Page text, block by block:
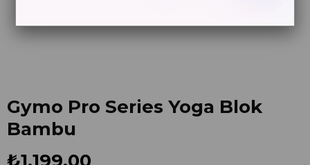
Gymo Pro Series Yoga Blok
Bambu